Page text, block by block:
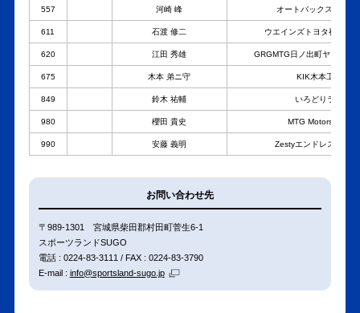
557 河崎 峰 オートバックス G-
611 石渡 修二 ウエインズトヨタ神奈川
620 江田 秀雄 GRGMTG日ノ出町ヤリスあ
675 木本 弟ニ守 KIK木本工業Yaris
849 鈴木 祐輔 いろどりラボ
980 櫻田 貴史 MTG
990 安藤 義明 Zestyエンドレス スノ
お問い合わせ先
〒989-1301 宮城県柴田郡村田町菅生6-1
スポーツランドSUGO
電話 : 0224-83-3111 / FAX : 0224-83-3790
E-mail : info@sportsland-sugo.jp